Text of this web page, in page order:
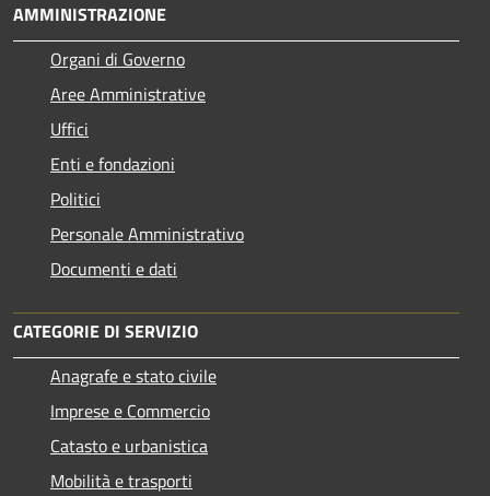
AMMINISTRAZIONE
Organi di Governo
Aree Amministrative
Uffici
Enti e fondazioni
Politici
Personale Amministrativo
Documenti e dati
CATEGORIE DI SERVIZIO
Anagrafe e stato civile
Imprese e Commercio
Catasto e urbanistica
Mobilità e trasporti